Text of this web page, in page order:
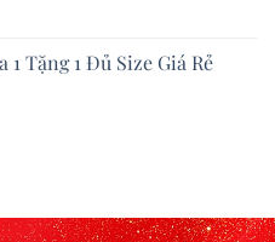
1 Tặng 1 Đủ Size Giá Rẻ